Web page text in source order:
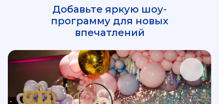
Добавьте яркую шоу-
программу для новых
впечатлений